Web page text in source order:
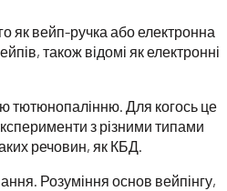
як вейп-ручка або електронна
також відомі як електронні
тютюнопалінню. Для когось це
з різними типами
речовин, як КБД.
Розуміння основ вейпінгу,